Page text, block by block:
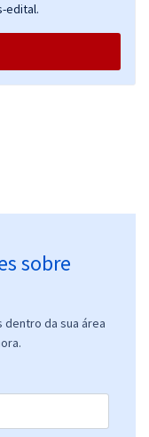
edital.
sobre
da sua área